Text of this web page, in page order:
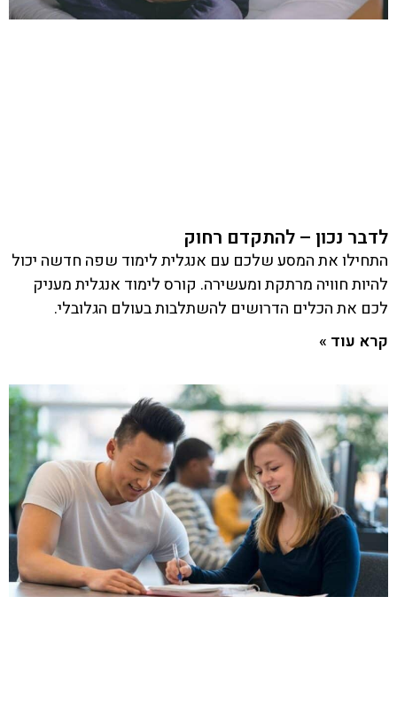
לדבר נכון – להתקדם רחוק
התחילו את המסע שלכם עם אנגלית לימוד שפה חדשה יכול
להיות חוויה מרתקת ומעשירה. קורס לימוד אנגלית מעניק
לכם את הכלים הדרושים להשתלבות בעולם הגלובלי.
קרא עוד »